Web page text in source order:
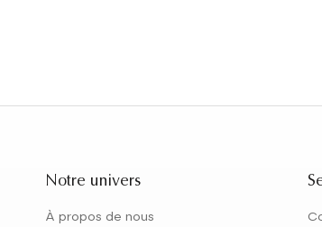
Notre univers
À propos de nous